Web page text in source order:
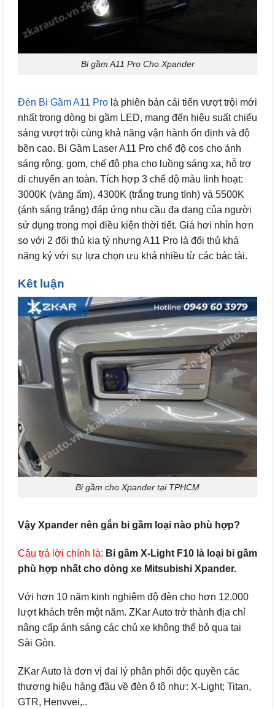
Bi gầm A11 Pro Cho Xpander
Đèn Bi Gầm A11 Pro là phiên bản cải tiến vượt trội mới
nhất trong dòng bi gầm LED, mang đến hiệu suất chiếu
sáng vượt trội cùng khả năng vận hành ổn định và độ
bền cao. Bi Gầm Laser A11 Pro chế độ cos cho ánh
sáng rộng, gom, chế độ pha cho luồng sáng xa, hỗ trợ
di chuyển an toàn. Tích hợp 3 chế độ màu linh hoạt:
3000K (vàng ấm), 4300K (trắng trung tính) và 5500K
(ánh sáng trắng) đáp ứng nhu cầu đa dạng của người
sử dụng trong mọi điều kiện thời tiết. Giá hơi nhỉn hơn
so với 2 đối thủ kia tý nhưng A11 Pro là đối thủ khá
nặng ký với sự lựa chọn ưu khá nhiều từ các bác tài.
Kêt luận
Bi gầm cho Xpander tại TPHCM
Vậy Xpander nên gắn bi gầm loại nào phù hợp?
Câu trả lời chính là: Bi gầm X-Light F10 là loại bi gầm
phù hợp nhất cho dòng xe Mitsubishi Xpander.
Với hơn 10 năm kinh nghiệm độ đèn cho hơn 12.000
lượt khách trên một năm. ZKar Auto trở thành địa chỉ
nâng cấp ánh sáng các chủ xe không thể bỏ qua tại
Sài Gòn.
ZKar Auto là đơn vị đai lý phân phối độc quyền các
thương hiệu hàng đầu về đèn ô tô như: X-Light; Titan,
GTR, Henvvei,..